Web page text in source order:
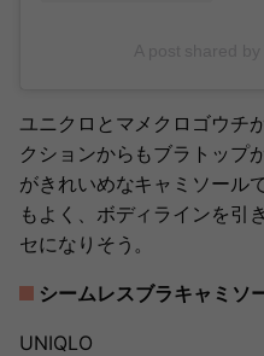
ユニクロとマメクロゴウチ
クションからもブラトップ
がきれいめなキャミソール
もよく、ボディラインを引
セになりそう。
シームレスブラキャミソ
UNIQLO